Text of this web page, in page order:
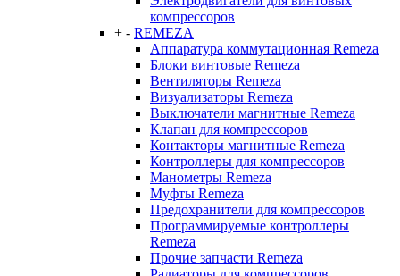
компрессоров
+ - REMEZA
Аппаратура коммутационная Remeza
Блоки винтовые Remeza
Вентиляторы Remeza
Визуализаторы Remeza
Выключатели магнитные Remeza
Клапан для компрессоров
Контакторы магнитные Remeza
Контроллеры для компрессоров
Манометры Remeza
Муфты Remeza
Предохранители для компрессоров
Программируемые контроллеры
Remeza
Прочие запчасти Remeza